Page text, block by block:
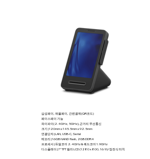
삼성페이, 애플페이, 간편결제(QR코드)
페이스페이 가능
와이파이(2.4GHz, 5GHz),근거리 무선통신
크기 | 120mm x 145.5mm x 92.5mm
연결단자 | LAN, USB-C, Serial
메모리 | 16GB NAND flash, 2GB DDR4
프로세서 | 듀얼코어 2.4GHz & 쿼드코어 1.9GHz
디스플레이 | 7” TFT 컬러 LCD (1280 x 800, 16:9)/정전식 터치